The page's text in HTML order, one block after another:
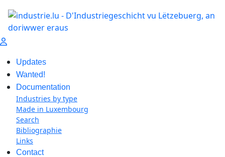
Updates
Wanted!
Documentation
Industries by type
Made in Luxembourg
Search
Bibliographie
Links
Contact